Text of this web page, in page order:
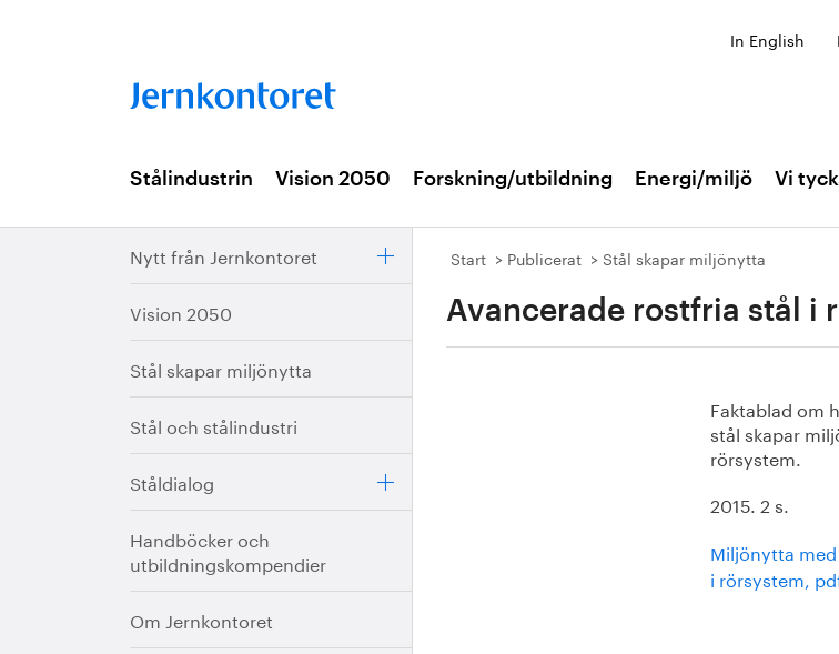
In English
Stålindustrin Vision 2050 Forskning/utbildning Energi/miljö Vi
Nytt från Jernkontoret
Vision 2050
Stål skapar miljönytta
Stål och stålindustri
Ståldialog
Handböcker och
utbildningskompendier
Om Jernkontoret
Start Publicerat Stål skapar miljönytta
Avancerade rostfria stål i
Faktablad om
stål skapar
rörsystem.
2015. 2 s.
Miljönytta
i rörsystem,